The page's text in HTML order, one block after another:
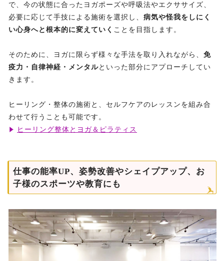
で、今の状態に合ったヨガポーズや呼吸法やエクササイズ、
必要に応じて手技による施術を選択し、 病気や怪我をしにく
い心身へと根本的に変えていく ことを目指します。
そのために、ヨガに限らず様々な手法を取り入れながら、 免
疫力・自律神経・メンタルといった部分にアプローチしてい
きます。
ヒーリング・整体の施術と、セルフケアのレッスンを組み合
わせて行うことも可能です。
ヒーリング整体とヨガ＆ピラティス
仕事の能率UP、姿勢改善やシェイプアップ、お
子様のスポーツや教育にも